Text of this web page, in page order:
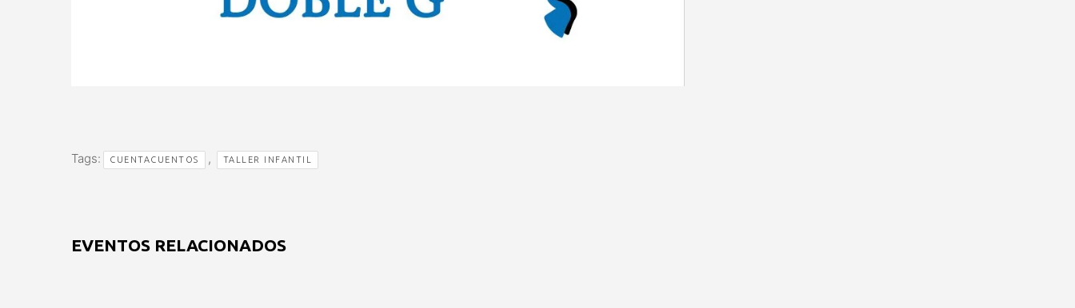
Tags: CUENTACUENTOS , TALLER INFANTIL
EVENTOS RELACIONADOS